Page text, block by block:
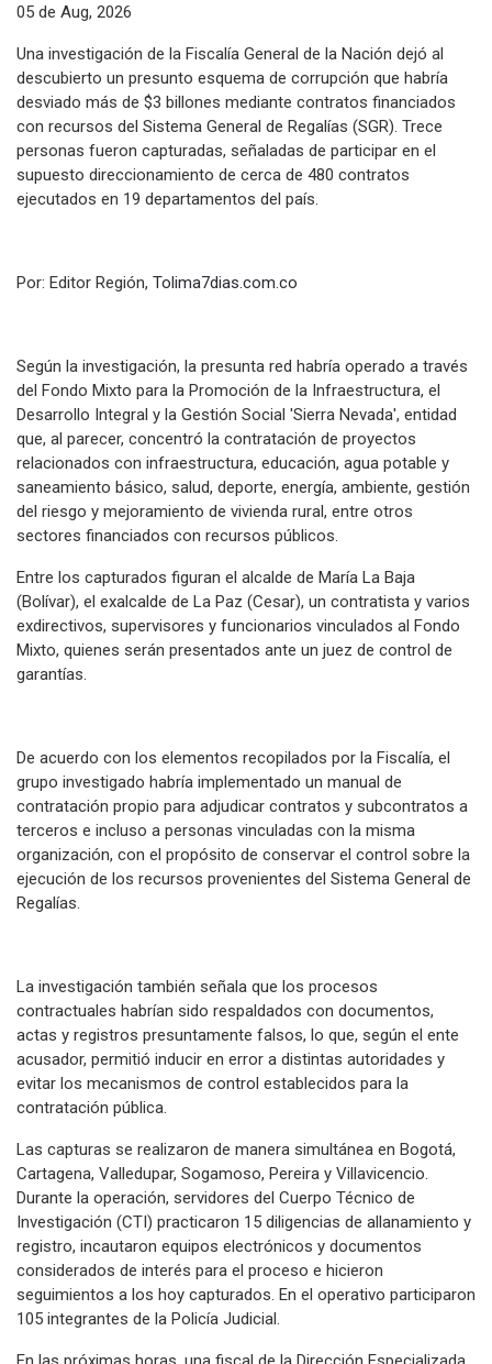
05 de Aug, 2026
Una investigación de la Fiscalía General de la Nación dejó al
descubierto un presunto esquema de corrupción que habría
desviado más de $3 billones mediante contratos financiados
con recursos del Sistema General de Regalías (SGR). Trece
personas fueron capturadas, señaladas de participar en el
supuesto direccionamiento de cerca de 480 contratos
ejecutados en 19 departamentos del país.
Por: Editor Región, Tolima7dias.com.co
Según la investigación, la presunta red habría operado a través
del Fondo Mixto para la Promoción de la Infraestructura, el
Desarrollo Integral y la Gestión Social 'Sierra Nevada', entidad
que, al parecer, concentró la contratación de proyectos
relacionados con infraestructura, educación, agua potable y
saneamiento básico, salud, deporte, energía, ambiente, gestión
del riesgo y mejoramiento de vivienda rural, entre otros
sectores financiados con recursos públicos.
Entre los capturados figuran el alcalde de María La Baja
(Bolívar), el exalcalde de La Paz (Cesar), un contratista y varios
exdirectivos, supervisores y funcionarios vinculados al Fondo
Mixto, quienes serán presentados ante un juez de control de
garantías.
De acuerdo con los elementos recopilados por la Fiscalía, el
grupo investigado habría implementado un manual de
contratación propio para adjudicar contratos y subcontratos a
terceros e incluso a personas vinculadas con la misma
organización, con el propósito de conservar el control sobre la
ejecución de los recursos provenientes del Sistema General de
Regalías.
La investigación también señala que los procesos
contractuales habrían sido respaldados con documentos,
actas y registros presuntamente falsos, lo que, según el ente
acusador, permitió inducir en error a distintas autoridades y
evitar los mecanismos de control establecidos para la
contratación pública.
Las capturas se realizaron de manera simultánea en Bogotá,
Cartagena, Valledupar, Sogamoso, Pereira y Villavicencio.
Durante la operación, servidores del Cuerpo Técnico de
Investigación (CTI) practicaron 15 diligencias de allanamiento y
registro, incautaron equipos electrónicos y documentos
considerados de interés para el proceso e hicieron
seguimientos a los hoy capturados. En el operativo participaron
105 integrantes de la Policía Judicial.